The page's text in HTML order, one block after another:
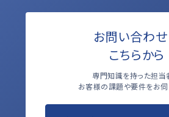
お問い合わ
こちらから
専門知識を持った担当
お客様の課題や要件をお伺